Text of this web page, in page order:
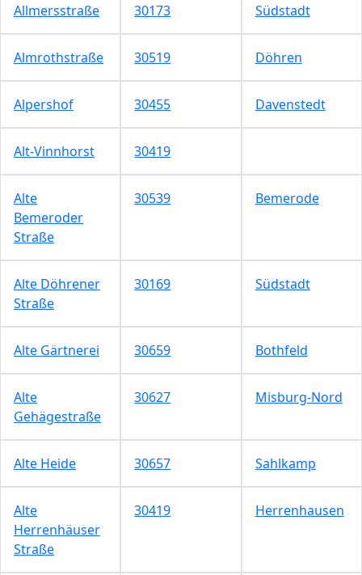
Allmersstraße 30173 Südstadt
Almrothstraße 30519 Döhren
Alpershof 30455 Davenstedt
Alt-Vinnhorst 30419
Alte
Bemeroder
Straße
30539 Bemerode
Alte Döhrener
Straße
30169 Südstadt
Alte Gärtnerei 30659 Bothfeld
Alte
Gehägestraße
30627 Misburg-Nord
Alte Heide 30657 Sahlkamp
Alte
Herrenhäuser
Straße
30419 Herrenhausen